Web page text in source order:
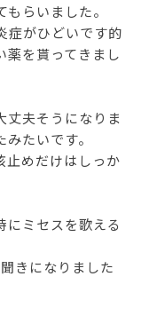
らいました。
症がひどいです的
薬を貰ってきまし
丈夫そうになりま
たいです。
止めだけはしっか
にミセスを歌える
きになりました